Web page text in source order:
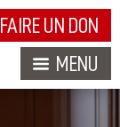
FAIRE UN DON
MENU